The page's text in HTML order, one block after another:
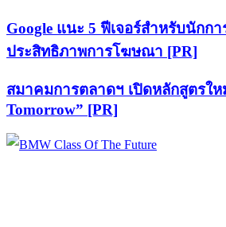
Google แนะ 5 ฟีเจอร์สำหรับนักก
ประสิทธิภาพการโฆษณา [PR]
สมาคมการตลาดฯ เปิดหลักสูตรใ
Tomorrow” [PR]